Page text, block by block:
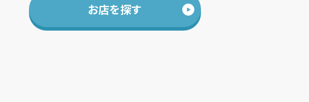
お店を探す